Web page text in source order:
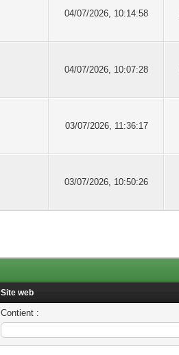
04/07/2026, 10:14:58
04/07/2026, 10:07:28
03/07/2026, 11:36:17
03/07/2026, 10:50:26
Site web
Contient :